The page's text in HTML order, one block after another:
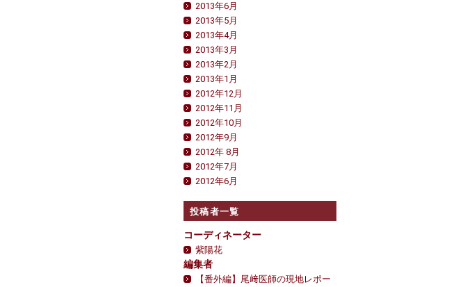
2013年6月
2013年5月
2013年4月
2013年3月
2013年2月
2013年1月
2012年12月
2012年11月
2012年10月
2012年9月
2012年 8月
2012年7月
2012年6月
投稿者一覧
コーディネーター
紫陽花
編集者
【番外編】尾﨑医師の現地レポー